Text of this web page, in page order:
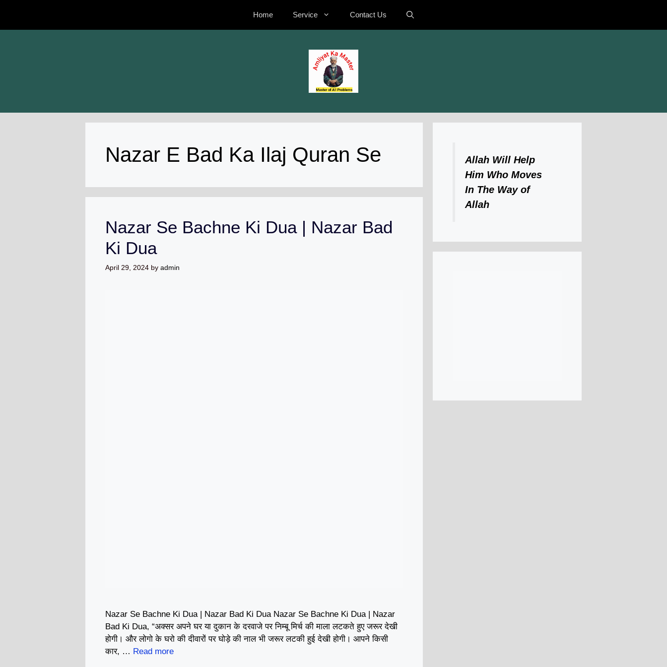
content
Home Service Contact Us
Nazar E Bad Ka Ilaj Quran Se
Nazar Se Bachne Ki Dua | Nazar Bad
Ki Dua
April 29, 2024 by admin
Nazar Se Bachne Ki Dua | Nazar Bad Ki Dua Nazar Se Bachne Ki Dua | Nazar
Bad Ki Dua, “अक्सर अपने घर या दुकान के दरवाजे पर निम्बू मिर्च की माला लटकते हुए जरूर देखी
होगी। और लोगो के घरो की दीवारों पर घोड़े की नाल भी जरूर लटकी हुई देखी होगी। आपने किसी
कार, … Read more
Allah Will Help
Him Who Moves
In The Way of
Allah